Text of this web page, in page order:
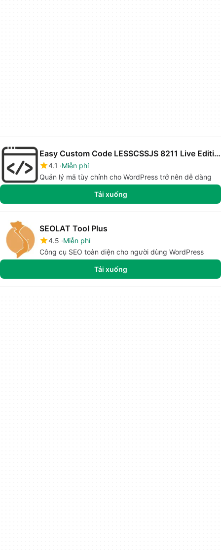
Easy Custom Code LESSCSSJS 8211 Live Editing
4.1
Miễn phí
Quản lý mã tùy chỉnh cho WordPress trở nên dễ dàng
Tải xuống
SEOLAT Tool Plus
4.5 Miễn phí
Công cụ SEO toàn diện cho người dùng WordPress
Tải xuống